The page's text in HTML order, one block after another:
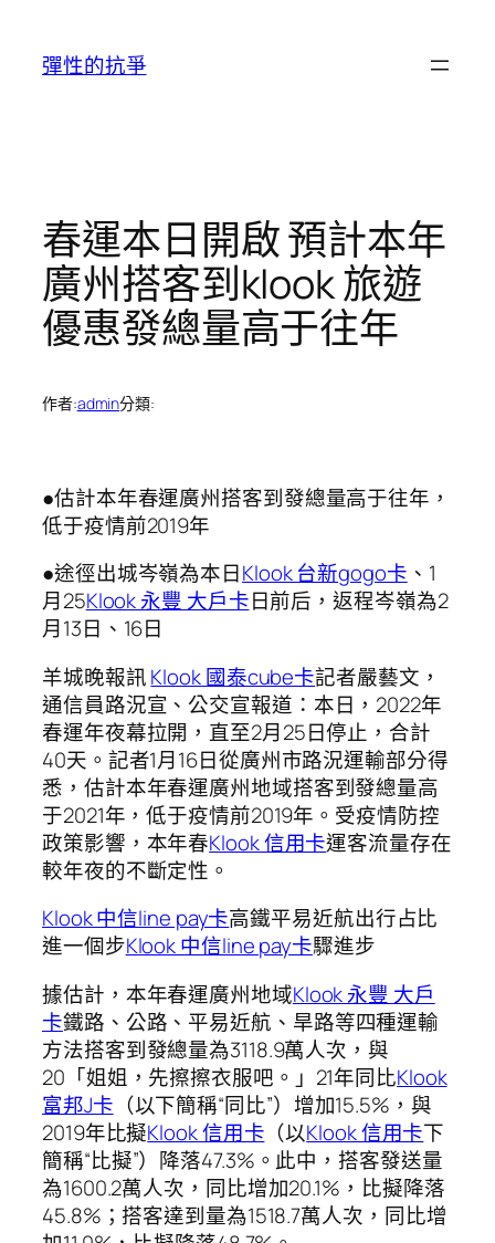
彈性的抗爭
春運本日開啟 預計本年
廣州搭客到klook 旅遊
優惠發總量高于往年
作者:admin分類:
●估計本年春運廣州搭客到發總量高于往年，
低于疫情前2019年
●途徑出城岑嶺為本日Klook 台新gogo卡 、1
月25Klook 永豐 大戶卡日前后，返程岑嶺為2
月13日、16日
羊城晚報訊Klook 國泰cube卡記者嚴藝文，
通信員路況宣、公交宣報道：本日，2022年
春運年夜幕拉開，直至2月25日停止，合計
40天。記者1月16日從廣州市路況運輸部分得
悉，估計本年春運廣州地域搭客到發總量高
于2021年，低于疫情前2019年。受疫情防控
政策影響，本年春Klook 信用卡運客流量存在
較年夜的不斷定性。
Klook 中信line pay卡高鐵平易近航出行占比
進一個步Klook 中信line pay卡驟進步
據估計，本年春運廣州地域Klook 永豐 大戶
卡鐵路、公路、平易近航、旱路等四種運輸
方法搭客到發總量為3118.9萬人次，與
20「姐姐，先擦擦衣服吧。」21年同比Klook
富邦J卡 （以下簡稱“同比”）增加15.5%，與
2019年比擬Klook 信用卡 （以Klook 信用卡下
簡稱“比擬”）降落47.3%。此中，搭客發送量
為1600.2萬人次，同比增加20.1%，比擬降落
45.8%；搭客達到量為1518.7萬人次，同比增